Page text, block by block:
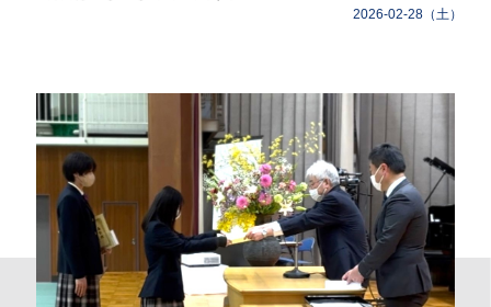
2026-02-28（土）